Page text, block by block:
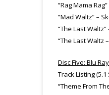
“Rag Mama Rag”
“Mad Waltz” –
“The Last
“The Last Waltz
Disc Five: Blu Ray
Track Listing
“Theme From